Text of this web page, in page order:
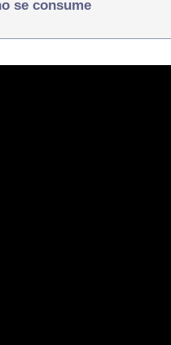
se consume